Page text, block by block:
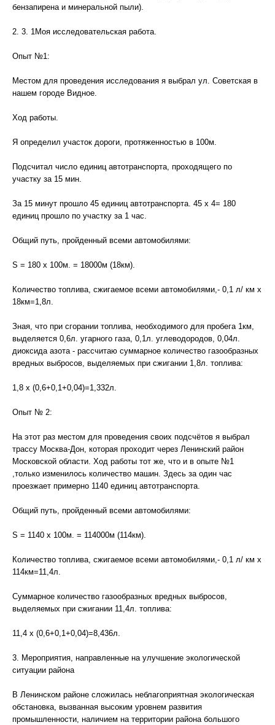
бензапирена и минеральной пыли).
2. 3. 1Моя исследовательская работа.
Опыт №1:
Местом для проведения исследования я выбрал ул. Советская в
нашем городе Видное.
Ход работы.
Я определил участок дороги, протяженностью в 100м.
Подсчитал число единиц автотранспорта, проходящего по
участку за 15 мин.
За 15 минут прошло 45 единиц автотранспорта. 45 x 4= 180
единиц прошло по участку за 1 час.
Общий путь, пройденный всеми автомобилями:
S = 180 x 100м. = 18000м (18км).
Количество топлива, сжигаемое всеми автомобилями,- 0,1 л/ км x
18км=1,8л.
Зная, что при сгорании топлива, необходимого для пробега 1км,
выделяется 0,6л. угарного газа, 0,1л. углеводородов, 0,04л.
диоксида азота - рассчитаю суммарное количество газообразных
вредных выбросов, выделяемых при сжигании 1,8л. топлива:
1,8 x (0,6+0,1+0,04)=1,332л.
Опыт № 2:
На этот раз местом для проведения своих подсчётов я выбрал
трассу Москва-Дон, которая проходит через Ленинский район
Московской области. Ход работы тот же, что и в опыте №1
,только изменилось количество машин. Здесь за один час
проезжает примерно 1140 единиц автотранспорта.
Общий путь, пройденный всеми автомобилями:
S = 1140 x 100м. = 114000м (114км).
Количество топлива, сжигаемое всеми автомобилями,- 0,1 л/ км x
114км=11,4л.
Суммарное количество газообразных вредных выбросов,
выделяемых при сжигании 11,4л. топлива:
11,4 x (0,6+0,1+0,04)=8,436л.
3. Мероприятия, направленные на улучшение экологической
ситуации района
В Ленинском районе сложилась неблагоприятная экологическая
обстановка, вызванная высоким уровнем развития
промышленности, наличием на территории района большого